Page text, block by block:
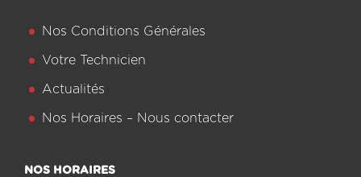
Nos Conditions Générales
Votre Technicien
Actualités
Nos Horaires – Nous contacter
NOS HORAIRES